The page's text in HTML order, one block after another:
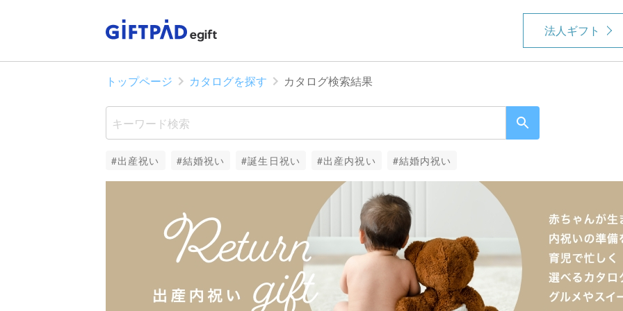
法人ギフト
トップページ カタログを探す カタログ検索結果
#出産祝い #結婚祝い #誕生日祝い #出産内祝い #結婚内祝い